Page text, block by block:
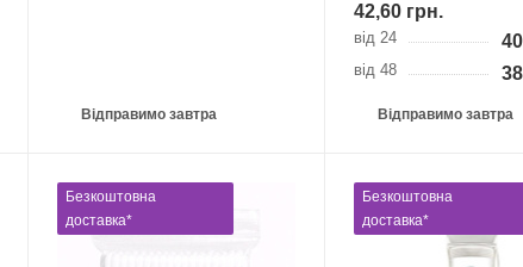
Відправимо завтра
42,60грн.
від 24
від 48
Відправимо завтра
Безкоштовна
доставка*
Безкоштовна
доставка*